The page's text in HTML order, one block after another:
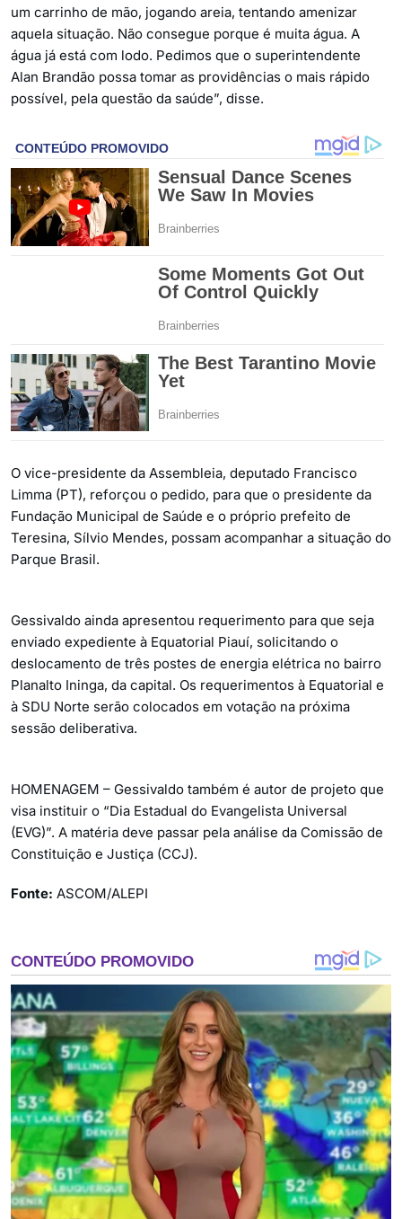
um carrinho de mão, jogando areia, tentando amenizar
aquela situação. Não consegue porque é muita água. A
água já está com lodo. Pedimos que o superintendente
Alan Brandão possa tomar as providências o mais rápido
possível, pela questão da saúde”, disse.
O vice-presidente da Assembleia, deputado Francisco
Limma (PT), reforçou o pedido, para que o presidente da
Fundação Municipal de Saúde e o próprio prefeito de
Teresina, Sílvio Mendes, possam acompanhar a situação do
Parque Brasil.
Gessivaldo ainda apresentou requerimento para que seja
enviado expediente à Equatorial Piauí, solicitando o
deslocamento de três postes de energia elétrica no bairro
Planalto Ininga, da capital. Os requerimentos à Equatorial e
à SDU Norte serão colocados em votação na próxima
sessão deliberativa.
HOMENAGEM – Gessivaldo também é autor de projeto que
visa instituir o “Dia Estadual do Evangelista Universal
(EVG)”. A matéria deve passar pela análise da Comissão de
Constituição e Justiça (CCJ).
Fonte: ASCOM/ALEPI